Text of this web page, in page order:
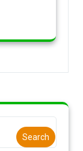
Search